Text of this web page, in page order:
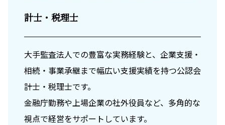
計士・税理士
大手監査法人での豊富な実務経験と、企業支援・
相続・事業承継まで幅広い支援実績を持つ公認会
計士・税理士です。
金融庁勤務や上場企業の社外役員など、多角的な
視点で経営をサポートしています。